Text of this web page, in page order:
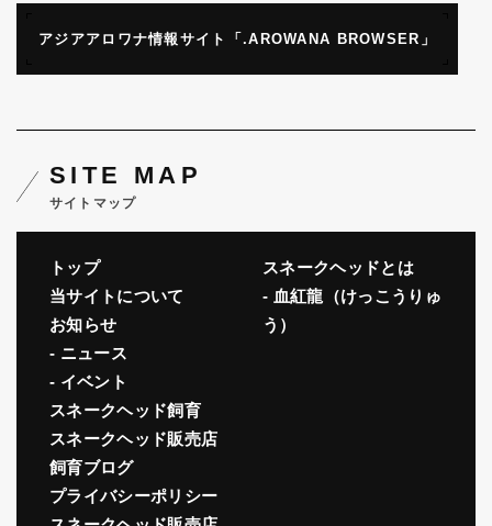
アジアアロワナ情報サイト「.AROWANA BROWSER」
SITE MAP
サイトマップ
トップ
当サイトについて
お知らせ
ニュース
イベント
スネークヘッド飼育
スネークヘッド販売店
飼育ブログ
プライバシーポリシー
スネークヘッドとは
血紅龍（けっこうりゅ
う）